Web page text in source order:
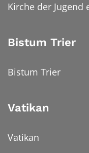
Kirche der Jugend
Bistum Trier
Bistum Trier
Vatikan
Vatikan